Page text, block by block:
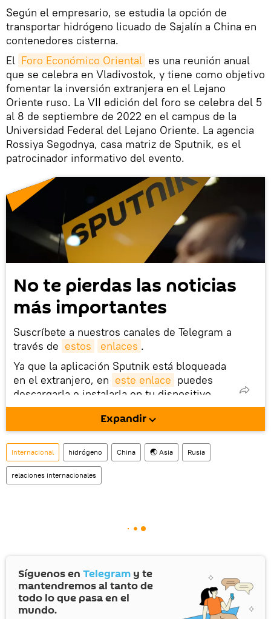
Según el empresario, se estudia la opción de
transportar hidrógeno licuado de Sajalín a China en
contenedores cisterna.
El Foro Económico Oriental es una reunión anual
que se celebra en Vladivostok, y tiene como objetivo
fomentar la inversión extranjera en el Lejano
Oriente ruso. La VII edición del foro se celebra del 5
al 8 de septiembre de 2022 en el campus de la
Universidad Federal del Lejano Oriente. La agencia
Rossiya Segodnya, casa matriz de Sputnik, es el
patrocinador informativo del evento.
No te pierdas las noticias
más importantes
Suscríbete a nuestros canales de Telegram a
través de estos enlaces .
Ya que la aplicación Sputnik está bloqueada
en el extranjero, en este enlace puedes
descargarla e instalarla en tu dispositivo
móvil (¡solo para Android!).
También tenemos una cuenta en la red
social rusa VK .
Expandir
Internacional hidrógeno China 🌏 Asia Rusia
relaciones internacionales
Síguenos en Telegram y te
mantendremos al tanto de
todo lo que pasa en el
mundo.